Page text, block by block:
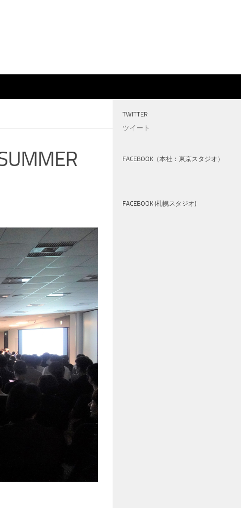
TWITTER
ツイート
FACEBOOK（本社：東京スタジオ）
FACEBOOK (札幌スタジオ)